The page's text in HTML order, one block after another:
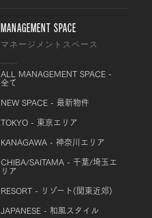
MANAGEMENT SPACE
マネージメントスペース
ALL MANAGEMENT SPACE -
全て
NEW SPACE - 最新物件
TOKYO - 東京エリア
KANAGAWA - 神奈川エリア
CHIBA/SAITAMA - 千葉/埼玉エ
リア
RESORT - リゾート(関東近郊)
JAPANESE - 和風スタイル